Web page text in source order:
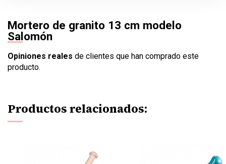
Mortero de granito 13 cm modelo
Salomón
Opiniones reales de clientes que han comprado este
producto.
Productos relacionados: